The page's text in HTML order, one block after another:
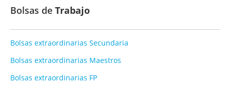
Bolsas de Trabajo
Bolsas extraordinarias Secundaria
Bolsas extraordinarias Maestros
Bolsas extraordinarias FP